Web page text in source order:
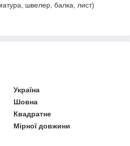
швелер, балка, лист)
Україна
Шовна
Квадратне
Мірної довжини